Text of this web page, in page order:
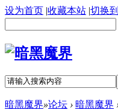
设为首页 |收藏本站 |切换
暗黑魔界»论坛 › 暗黑魔界